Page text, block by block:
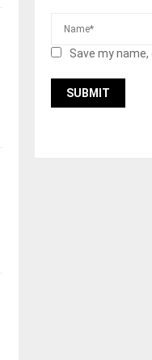
Save my